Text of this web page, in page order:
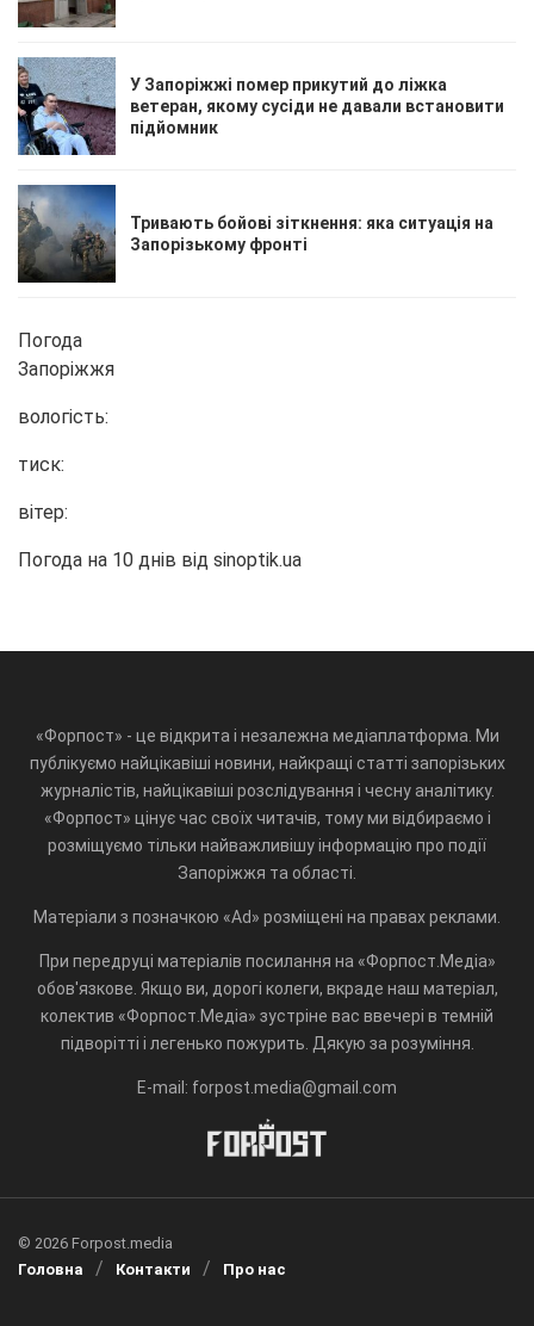
У Запоріжжі помер прикутий до ліжка
ветеран, якому сусіди не давали встановити
підйомник
Тривають бойові зіткнення: яка ситуація на
Запорізькому фронті
Погода
Запоріжжя
вологість:
тиск:
вітер:
Погода на 10 днів від sinoptik.ua
«Форпост» - це відкрита і незалежна медіаплатформа. Ми
публікуємо найцікавіші новини, найкращі статті запорізьких
журналістів, найцікавіші розслідування і чесну аналітику.
«Форпост» цінує час своїх читачів, тому ми відбираємо і
розміщуємо тільки найважливішу інформацію про події
Запоріжжя та області.
Матеріали з позначкою «Ad» розміщені на правах реклами.
При передруці матеріалів посилання на «Форпост.Медіа»
обов'язкове. Якщо ви, дорогі колеги, вкраде наш матеріал,
колектив «Форпост.Медіа» зустріне вас ввечері в темній
підворітті і легенько пожурить. Дякую за розуміння.
E-mail: forpost.media@gmail.com
© 2026 Forpost.media
Головна
Контакти Про нас